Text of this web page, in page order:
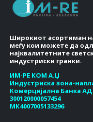
Широкиот асортиман
меѓу кои можете да
најквалитетните
индустриски гранки.
ИМ-РЕ КОМ А.Џ
Индустриска зона-
Комерцијална Банка АД
300120000057454
МК4007005133296